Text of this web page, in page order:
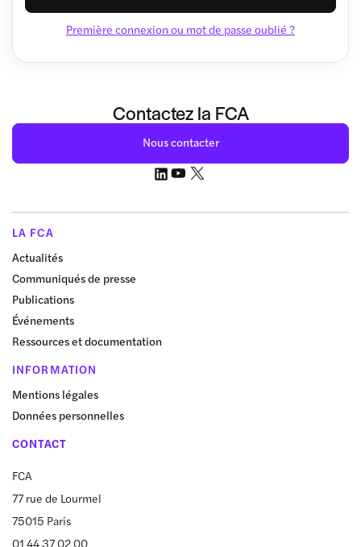
Première connexion ou mot de passe oublié ?
Contactez la FCA
Nous contacter
LA FCA
Actualités
Communiqués de presse
Publications
Événements
Ressources et documentation
INFORMATION
Mentions légales
Données personnelles
CONTACT
FCA
77 rue de Lourmel
75015 Paris
01 44 37 02 00